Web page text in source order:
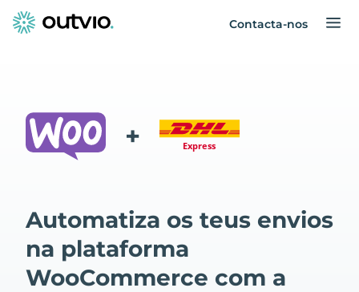
Contacta-nos
+
Automatiza os teus envios
na plataforma
WooCommerce com a